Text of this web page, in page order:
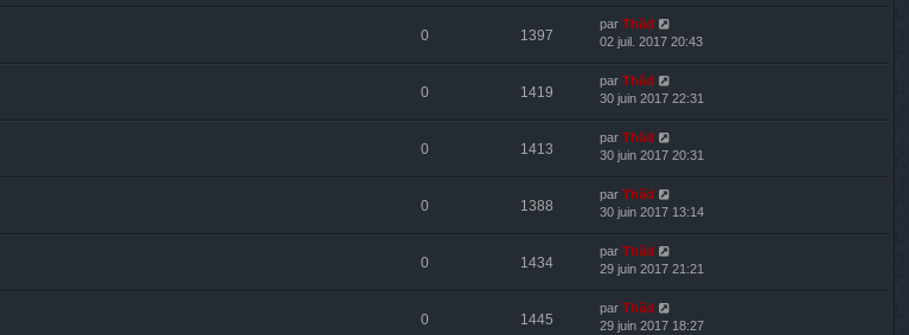
0 1397
par Thãd
02 juil. 2017 20:43
0 1419
par Thãd
30 juin 2017 22:31
0 1413
par Thãd
30 juin 2017 20:31
0 1388
par Thãd
30 juin 2017 13:14
0 1434
par Thãd
29 juin 2017 21:21
0 1445
par Thãd
29 juin 2017 18:27